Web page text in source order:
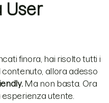
User
finora, hai risolto tutti i
allora adesso
Ma non basta. Ora
utente.